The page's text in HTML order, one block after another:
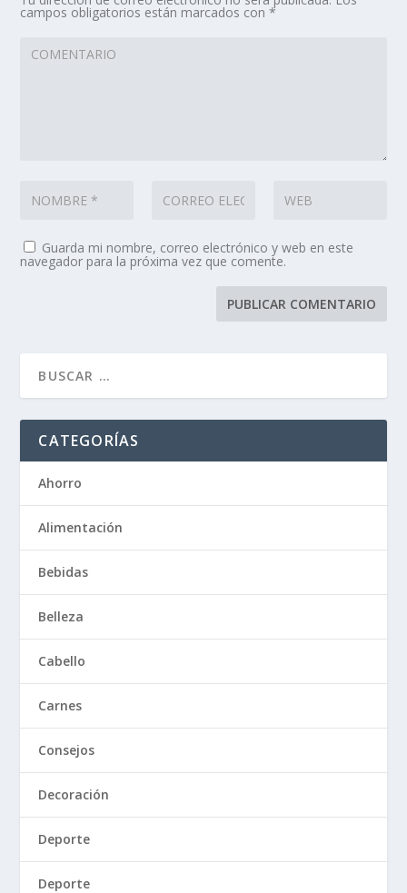
campos obligatorios están marcados con*
Guarda mi nombre, correo electrónico y web en este
navegador para la próxima vez que comente.
CATEGORÍAS
Ahorro
Alimentación
Bebidas
Belleza
Cabello
Carnes
Consejos
Decoración
Deporte
Deporte